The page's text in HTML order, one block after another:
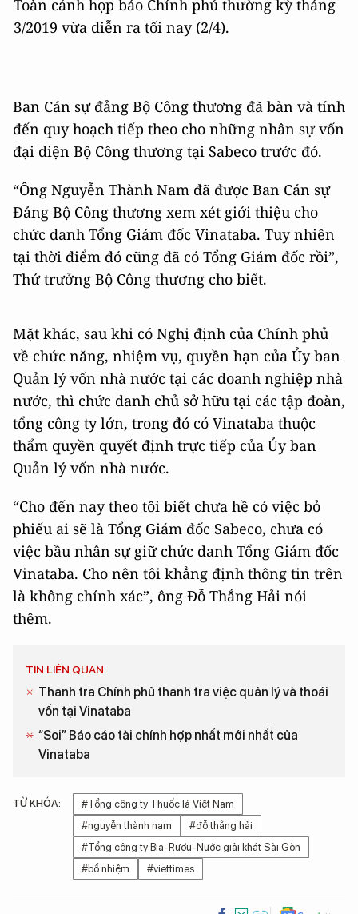
Toàn cảnh họp báo Chính phủ thường kỳ tháng
3/2019 vừa diễn ra tối nay (2/4).
Ban Cán sự đảng Bộ Công thương đã bàn và tính
đến quy hoạch tiếp theo cho những nhân sự vốn
đại diện Bộ Công thương tại Sabeco trước đó.
“Ông Nguyễn Thành Nam đã được Ban Cán sự
Đảng Bộ Công thương xem xét giới thiệu cho
chức danh Tổng Giám đốc Vinataba. Tuy nhiên
tại thời điểm đó cũng đã có Tổng Giám đốc rồi”,
Thứ trưởng Bộ Công thương cho biết.
Mặt khác, sau khi có Nghị định của Chính phủ
về chức năng, nhiệm vụ, quyền hạn của Ủy ban
Quản lý vốn nhà nước tại các doanh nghiệp nhà
nước, thì chức danh chủ sở hữu tại các tập đoàn,
tổng công ty lớn, trong đó có Vinataba thuộc
thẩm quyền quyết định trực tiếp của Ủy ban
Quản lý vốn nhà nước.
“Cho đến nay theo tôi biết chưa hề có việc bỏ
phiếu ai sẽ là Tổng Giám đốc Sabeco, chưa có
việc bầu nhân sự giữ chức danh Tổng Giám đốc
Vinataba. Cho nên tôi khẳng định thông tin trên
là không chính xác”, ông Đỗ Thắng Hải nói
thêm.
TIN LIÊN QUAN
Thanh tra Chính phủ thanh tra việc quản lý và thoái
vốn tại Vinataba
“Soi” Báo cáo tài chính hợp nhất mới nhất của
Vinataba
TỪ KHÓA:
#Tổng công ty Thuốc lá Việt Nam
#nguyễn thành nam
#đỗ thắng hải
#Tổng công ty Bia-Rượu-Nước giải khát Sài Gòn
#bổ nhiệm
#viettimes